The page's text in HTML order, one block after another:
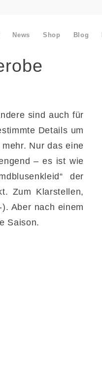
News Shop Blog
sind auch für
Details um
Nur das eine
– es ist wie
der
Zum Klarstellen,
Aber nach einem
Saison.